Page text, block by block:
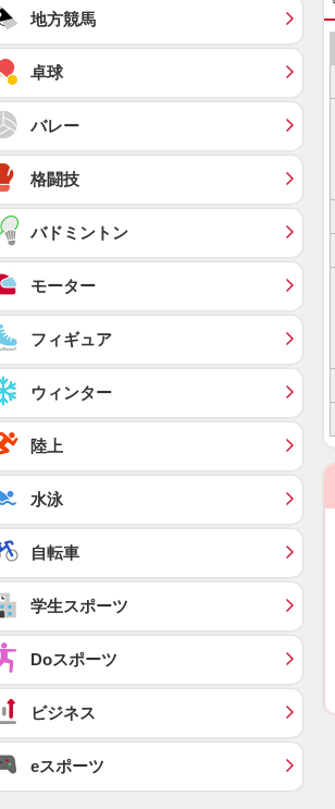
地方競馬
卓球
バレー
格闘技
バドミントン
モーター
フィギュア
ウィンター
陸上
水泳
自転車
学生スポーツ
Doスポーツ
ビジネス
eスポーツ